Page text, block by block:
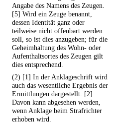
Angabe des Namens des Zeugen.
[5] Wird ein Zeuge benannt,
dessen Identität ganz oder
teilweise nicht offenbart werden
soll, so ist dies anzugeben; für die
Geheimhaltung des Wohn- oder
Aufenthaltsortes des Zeugen gilt
dies entsprechend.
(2) [1] In der Anklageschrift wird
auch das wesentliche Ergebnis der
Ermittlungen dargestellt. [2]
Davon kann abgesehen werden,
wenn Anklage beim Strafrichter
erhoben wird.